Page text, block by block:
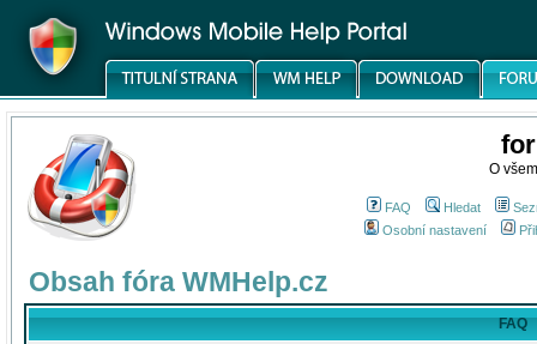
O
FAQ Hledat
Osobní nastavení
Obsah fóra WMHelp.cz
FAQ